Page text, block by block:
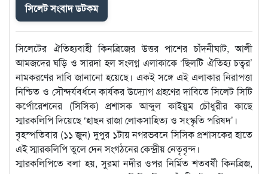
সিলেট সংবাদ ডটকম
সিলেটের ঐতিহ্যবাহী কিনব্রিজের উত্তর পাশের চাঁদনীঘাট, আলী
আমজদের ঘড়ি ও সারদা হল সংলগ্ন এলাকাকে ‘ছিলটি ঐতিহ্য চত্বর’
নামকরণের দাবি জানানো হয়েছে। একই সঙ্গে এই এলাকার নিরাপত্তা
নিশ্চিত ও সৌন্দর্যবর্ধনে কার্যকর উদ্যোগ গ্রহণের দাবিতে সিলেট সিটি
কর্পোরেশনের (সিসিক) প্রশাসক আব্দুল কাইয়ুম চৌধুরীর কাছে
স্মারকলিপি দিয়েছে ‘হাছন রাজা লোকসাহিত্য ও সংস্কৃতি পরিষদ’।
​বৃহস্পতিবার (১১ জুন) দুপুর ১টায় নগরভবনে সিসিক প্রশাসকের হাতে
এই স্মারকলিপি তুলে দেন সংগঠনের কেন্দ্রীয় নেতৃবৃন্দ।
​স্মারকলিপিতে বলা হয়, সুরমা নদীর ওপর নির্মিত শতবর্ষী কিনব্রিজ,